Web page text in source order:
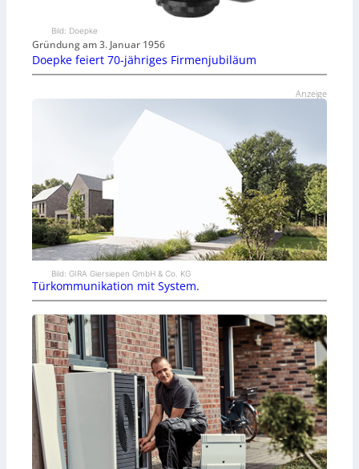
Bild: Doepke
Gründung am 3. Januar 1956
Doepke feiert 70-jähriges Firmenjubiläum
Anzeige
Bild: GIRA Giersiepen GmbH & Co. KG
Türkommunikation mit System.